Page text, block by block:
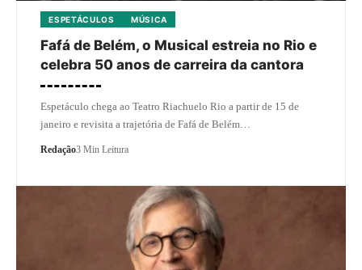
ESPETÁCULOS MÚSICA
Fafá de Belém, o Musical estreia no Rio e
celebra 50 anos de carreira da cantora
Espetáculo chega ao Teatro Riachuelo Rio a partir de 15 de
janeiro e revisita a trajetória de Fafá de Belém…
Redação3 Min Leitura